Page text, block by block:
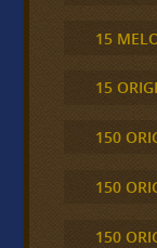
15
15
150
150
150